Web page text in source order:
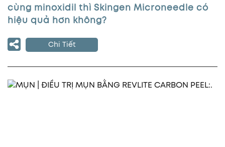
cùng minoxidil thì Skingen Microneedle có
hiệu quả hơn không?
Chi Tiết